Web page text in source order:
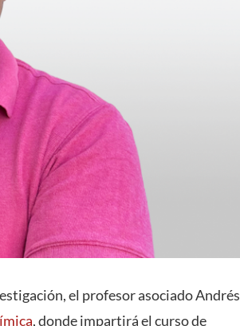
el profesor asociado Andrés
, donde impartirá el curso de